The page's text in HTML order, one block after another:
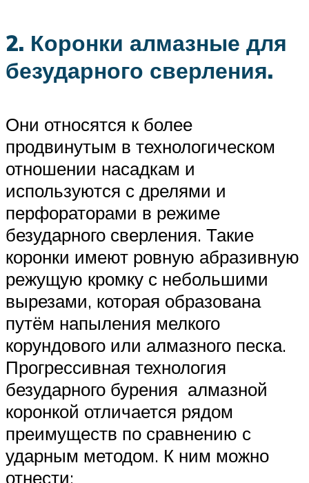
2. Коронки алмазные для
безударного сверления.
Они относятся к более
продвинутым в технологическом
отношении насадкам и
используются с дрелями и
перфораторами в режиме
безударного сверления. Такие
коронки имеют ровную абразивную
режущую кромку с небольшими
вырезами, которая образована
путём напыления мелкого
корундового или алмазного песка.
Прогрессивная технология
безударного бурения алмазной
коронкой отличается рядом
преимуществ по сравнению с
ударным методом. К ним можно
отнести: